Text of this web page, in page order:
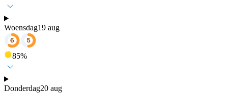
Woensdag19 aug
85%
Donderdag20 aug